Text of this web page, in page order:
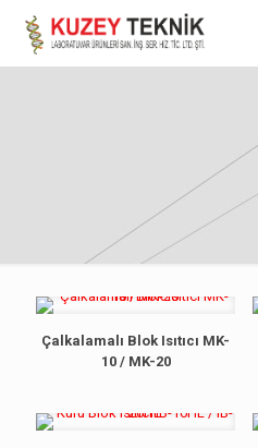
Çalkalamalı Blok Isıtıcı MK-
10 / MK-20